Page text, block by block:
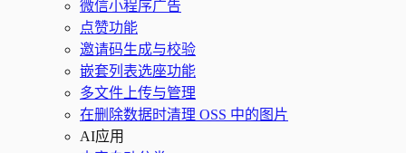
微信小程序广告
点赞功能
邀请码生成与校验
嵌套列表选座功能
多文件上传与管理
在删除数据时清理 OSS 中的图片
AI应用